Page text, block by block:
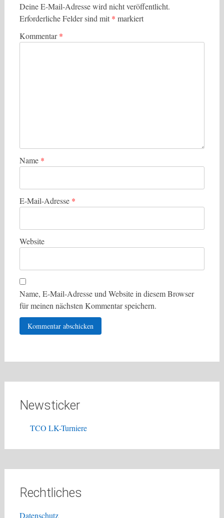
Deine E-Mail-Adresse wird nicht veröffentlicht.
Erforderliche Felder sind mit * markiert
Kommentar*
Name *
E-Mail-Adresse *
Website
Name, E-Mail-Adresse und Website in diesem Browser
für meinen nächsten Kommentar speichern.
Newsticker
TCO LK-Turniere
Rechtliches
Datenschutz